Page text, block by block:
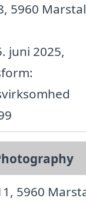
5960 Marstal
juni 2025,
5960